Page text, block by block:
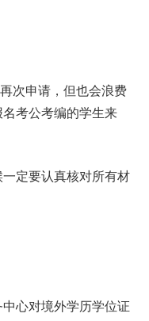
次申请，但也会浪费
考公考编的学生来
定要认真核对所有材
心对境外学历学位证